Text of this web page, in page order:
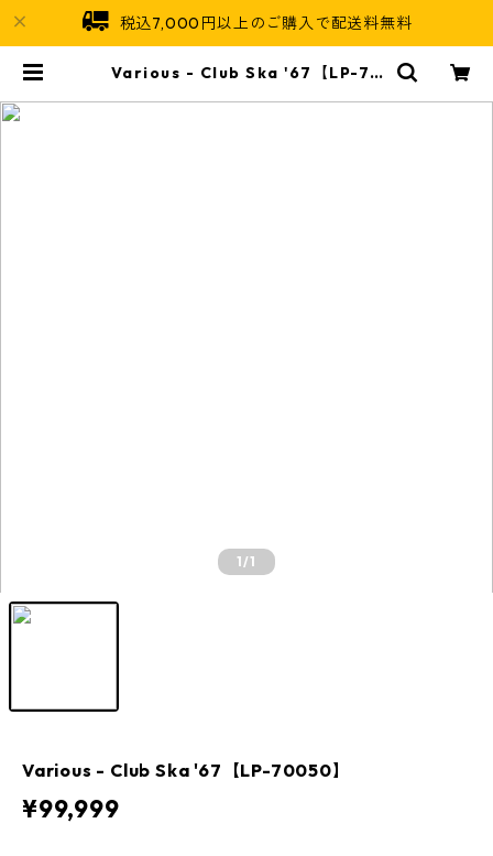
税込7,000円以上のご購入で配送料無料
Various - Club Ska '67【LP-70
1/1
Various - Club Ska '67【LP-70050】
¥99,999